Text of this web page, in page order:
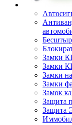
Замки
Замки
Замки
Замки
Замок
Защита
Защита